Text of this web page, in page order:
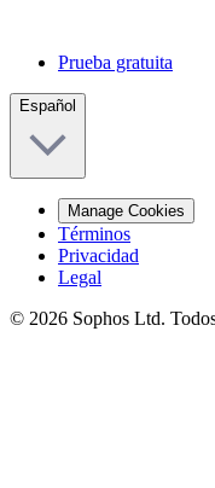
Prueba gratuita
Español
Manage Cookies
Términos
Privacidad
Legal
© 2026 Sophos Ltd.